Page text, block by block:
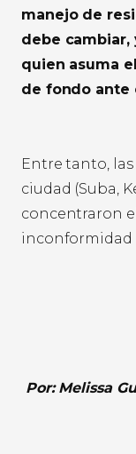
manejo de
debe cambiar,
quien asuma
de fondo ante
Entre tanto,
ciudad (Suba,
concentraron
inconformidad
Por: Melissa